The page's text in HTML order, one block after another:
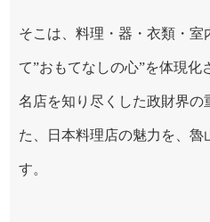
そこは、料理・器・衣類・室
て”おもてなしの心”を体現化
名店を知り尽くした政財界の
た、日本料理店の魅力を、魯
す。